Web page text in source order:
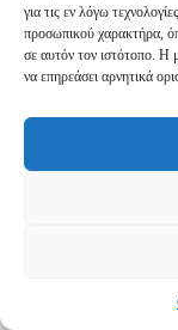
για τις εν λόγω
προσωπικού χαρακτήρα,
σε αυτόν τον ιστότοπο. Η
να επηρεάσει αρνητικά